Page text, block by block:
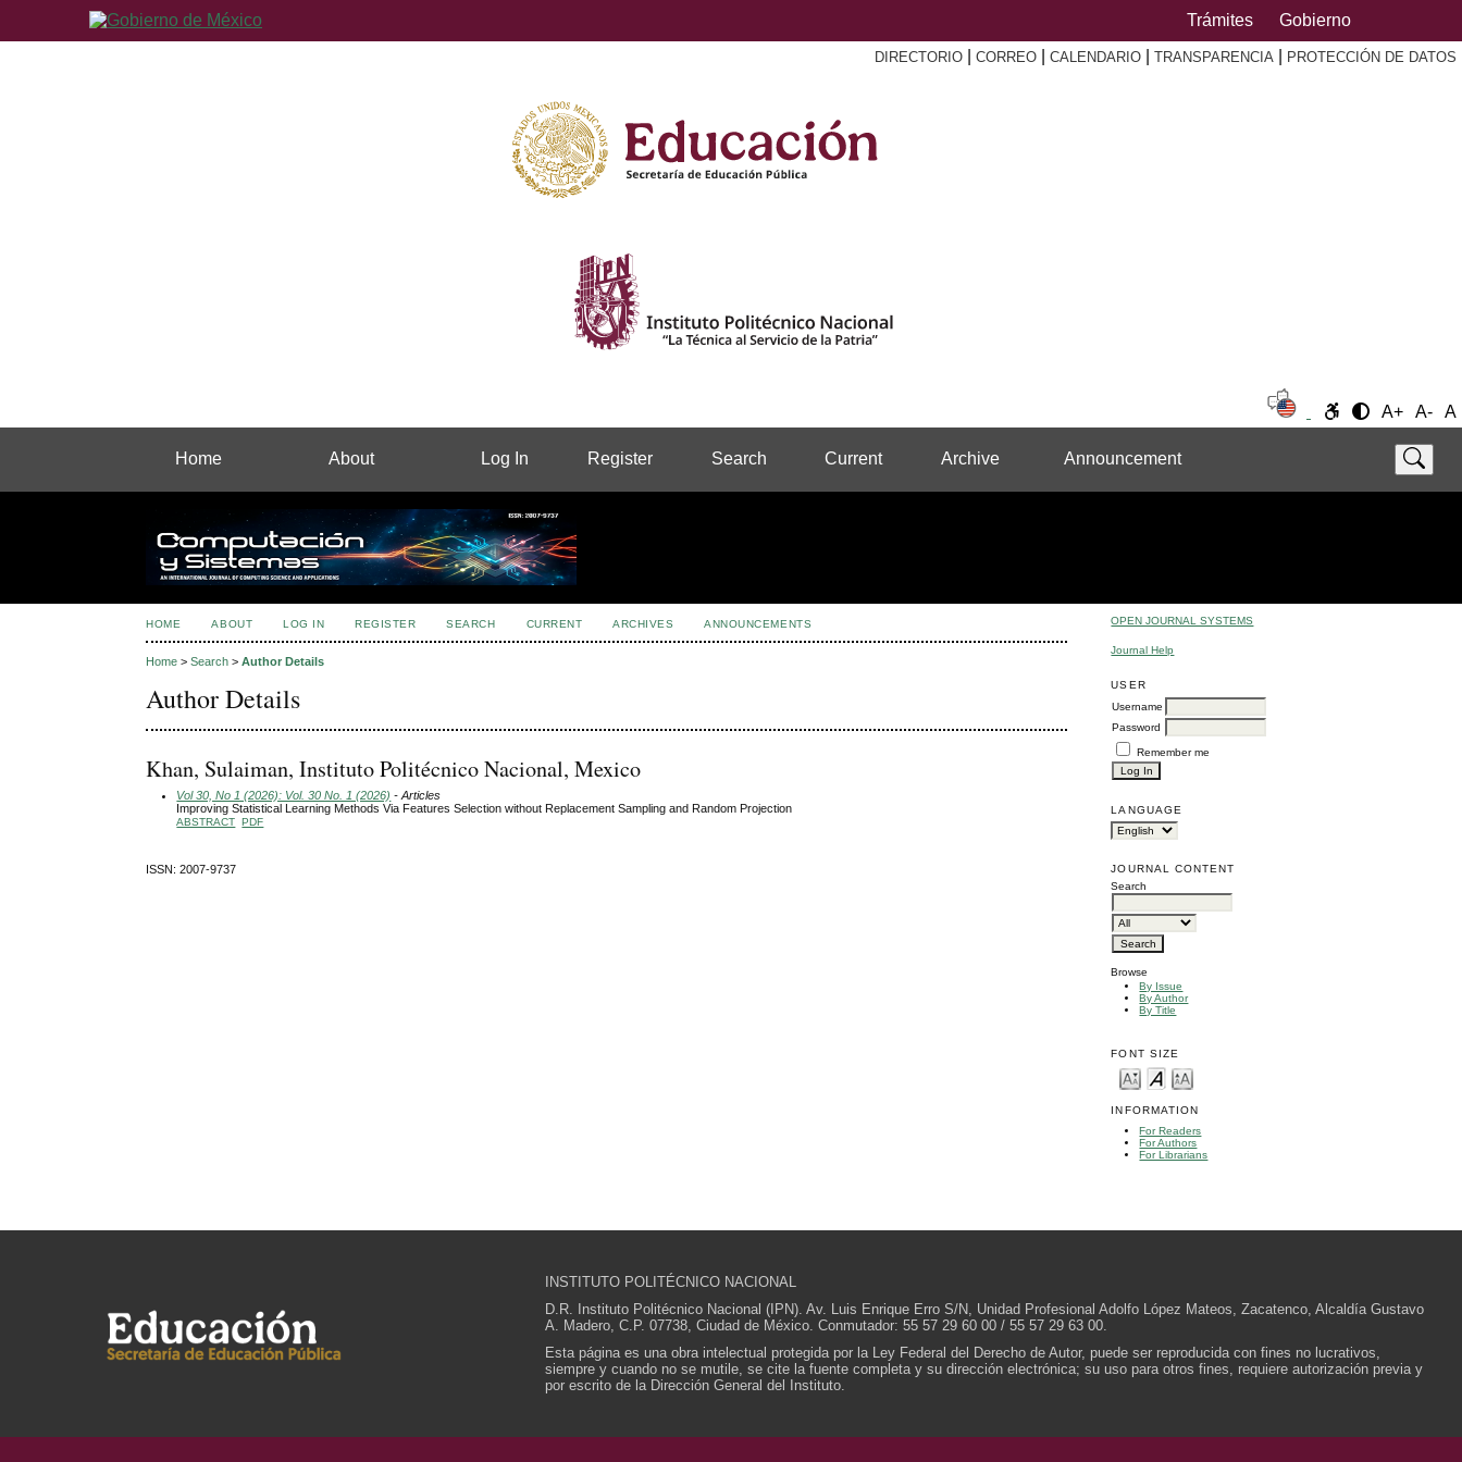
Trámites Gobierno
DIRECTORIO CORREO CALENDARIO TRANSPARENCIA PROTECCIÓN DE DATOS
A+ A- A
Home About Log In Register Search Current Archive Announcement
OPEN JOURNAL SYSTEMS
Journal Help
USER
Username
Password
Remember me
LANGUAGE
JOURNAL CONTENT
Search
Browse
By Issue
By Author
By Title
FONT SIZE
INFORMATION
For Readers
For Authors
For Librarians
HOME ABOUT LOG IN REGISTER SEARCH CURRENT ARCHIVES ANNOUNCEMENTS
Home >Search >Author Details
Author Details
Khan, Sulaiman, Instituto Politécnico Nacional, Mexico
Vol 30, No 1 (2026): Vol. 30 No. 1 (2026) - Articles
Improving Statistical Learning Methods Via Features Selection without Replacement Sampling and Random Projection
ABSTRACT PDF
ISSN: 2007-9737
INSTITUTO POLITÉCNICO NACIONAL
D.R. Instituto Politécnico Nacional (IPN). Av. Luis Enrique Erro S/N, Unidad Profesional Adolfo López Mateos, Zacatenco, Alcaldía Gustavo
A. Madero, C.P. 07738, Ciudad de México. Conmutador: 55 57 29 60 00 / 55 57 29 63 00.
Esta página es una obra intelectual protegida por la Ley Federal del Derecho de Autor, puede ser reproducida con fines no lucrativos,
siempre y cuando no se mutile, se cite la fuente completa y su dirección electrónica; su uso para otros fines, requiere autorización previa y
por escrito de la Dirección General del Instituto.